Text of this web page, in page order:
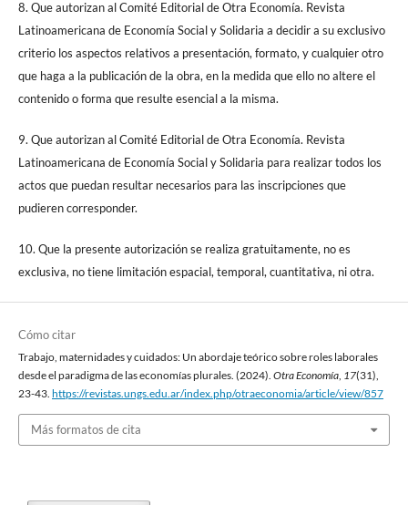
8. Que autorizan al Comité Editorial de Otra Economía. Revista
Latinoamericana de Economía Social y Solidaria a decidir a su exclusivo
criterio los aspectos relativos a presentación, formato, y cualquier otro
que haga a la publicación de la obra, en la medida que ello no altere el
contenido o forma que resulte esencial a la misma.
9. Que autorizan al Comité Editorial de Otra Economía. Revista
Latinoamericana de Economía Social y Solidaria para realizar todos los
actos que puedan resultar necesarios para las inscripciones que
pudieren corresponder.
10. Que la presente autorización se realiza gratuitamente, no es
exclusiva, no tiene limitación espacial, temporal, cuantitativa, ni otra.
Cómo citar
Trabajo, maternidades y cuidados: Un abordaje teórico sobre roles laborales
desde el paradigma de las economías plurales. (2024). Otra Economía, 17(31),
23-43. https://revistas.ungs.edu.ar/index.php/otraeconomia/article/view/857
Más formatos de cita